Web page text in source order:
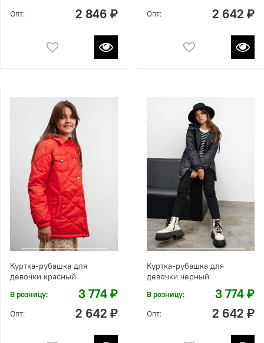
Опт: 2 846 ₽ Опт: 2 642 ₽
Куртка-рубашка для
девочки красный
В розницу: 3 774 ₽
Опт: 2 642 ₽
Куртка-рубашка для
девочки черный
В розницу: 3 774 ₽
Опт: 2 642 ₽